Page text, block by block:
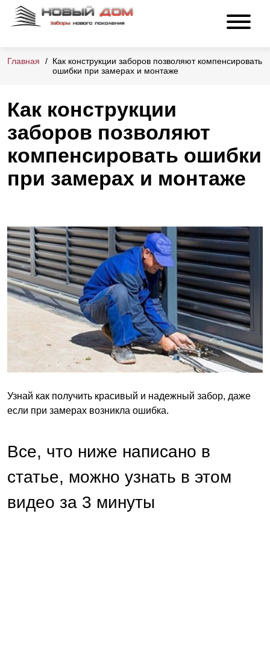
Главная
Как конструкции заборов позволяют компенсировать
ошибки при замерах и монтаже
Как конструкции
заборов позволяют
компенсировать ошибки
при замерах и монтаже
Узнай как получить красивый и надежный забор, даже
если при замерах возникла ошибка.
Все, что ниже написано в
статье, можно узнать в этом
видео за 3 минуты